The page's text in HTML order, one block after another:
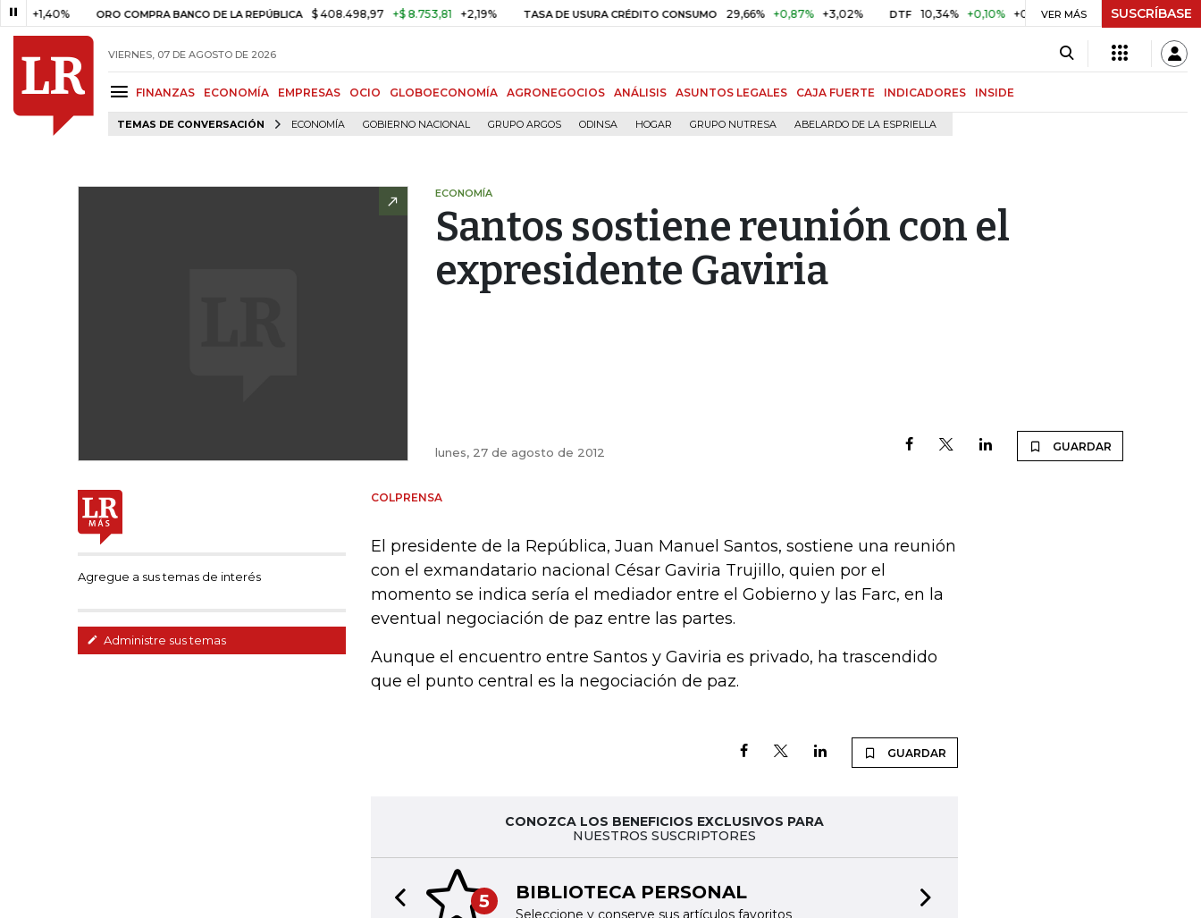
ORO COMPRA BANCO DE LA REPÚBLICA $ 408.498,97 +$ 8.753,81 +2,19% TASA DE USURA CRÉDITO CONSUMO 29,66% +0,87% +3,02% DTF 10,34% +0,10% +0,98% UVR $ 416,96 +$ 0,05
VER MÁS SUSCRÍBASE
VIERNES, 07 DE AGOSTO DE 2026
FINANZAS ECONOMÍA EMPRESAS OCIO GLOBOECONOMÍA AGRONEGOCIOS ANÁLISIS ASUNTOS LEGALES CAJA FUERTE INDICADORES INSIDE
TEMAS DE CONVERSACIÓN ECONOMÍA GOBIERNO NACIONAL GRUPO ARGOS ODINSA HOGAR GRUPO NUTRESA ABELARDO DE LA ESPRIELLA
ECONOMÍA
Santos sostiene reunión con el
expresidente Gaviria
lunes, 27 de agosto de 2012 GUARDAR
Agregue a sus temas de interés
Administre sus temas
COLPRENSA
El presidente de la República, Juan Manuel Santos, sostiene una reunión
con el exmandatario nacional César Gaviria Trujillo, quien por el
momento se indica sería el mediador entre el Gobierno y las Farc, en la
eventual negociación de paz entre las partes.
Aunque el encuentro entre Santos y Gaviria es privado, ha trascendido
que el punto central es la negociación de paz.
GUARDAR
CONOZCA LOS BENEFICIOS EXCLUSIVOS PARA
NUESTROS SUSCRIPTORES
5 BIBLIOTECA PERSONAL
Seleccione y conserve sus artículos favoritos
Previous slide